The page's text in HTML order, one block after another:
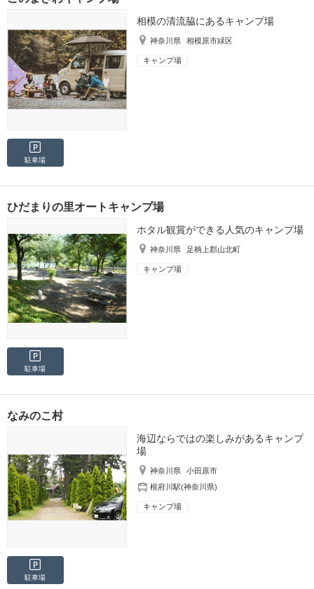
相模の清流脇にあるキャンプ場
神奈川県 相模原市緑区
キャンプ場
駐車場
ひだまりの里オートキャンプ場
ホタル観賞ができる人気のキャンプ場
神奈川県 足柄上郡山北町
キャンプ場
駐車場
なみのこ村
海辺ならではの楽しみがあるキャンプ
場
神奈川県
小田原市
根府川駅(神奈川県)
キャンプ場
駐車場